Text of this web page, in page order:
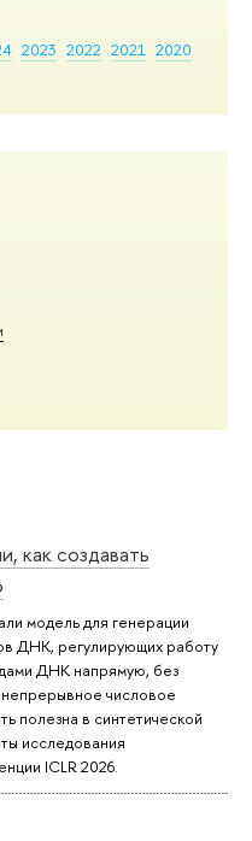
2023 2022 2021 2020
как создавать
модель для генерации
ДНК, регулирующих работу
ДНК напрямую, без
числовое
полезна в синтетической
исследования
ICLR 2026.